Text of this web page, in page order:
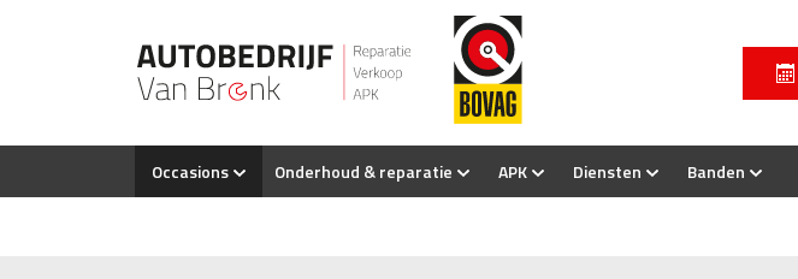
Occasions Onderhoud & reparatie APK Diensten Banden